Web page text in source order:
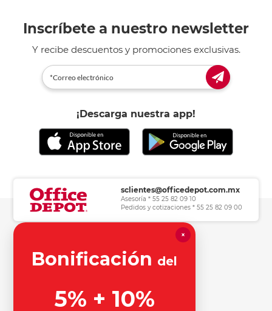
Inscríbete a nuestro newsletter
Y recibe descuentos y promociones exclusivas.
¡Descarga nuestra app!
sclientes@officedepot.com.mx
Asesoría * 55 25 82 09 10
Pedidos y cotizaciones * 55 25 82 09 00
Herramientas de consulta
×
Bonificación del
5% + 10%